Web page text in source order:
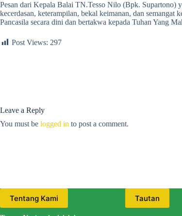
Pesan dari Kepala Balai TN.Tesso Nilo (Bpk. Supartono)
kecerdasan, keterampilan, bekal keimanan, dan semangat
Pancasila secara dini dan bertakwa kepada Tuhan Yang
Post Views: 297
Leave a Reply
You must be logged in to post a comment.
Tentang Kami Tautan